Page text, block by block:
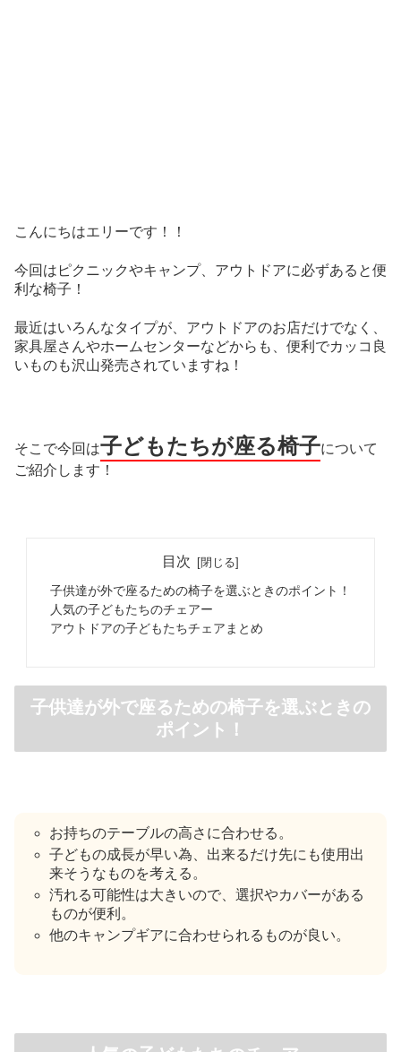
こんにちはエリーです！！
今回はピクニックやキャンプ、アウトドアに必ずあると便
利な椅子！
最近はいろんなタイプが、アウトドアのお店だけでなく、
家具屋さんやホームセンターなどからも、便利でカッコ良
いものも沢山発売されていますね！
そこで今回は子どもたちが座る椅子について
ご紹介します！
目次
子供達が外で座るための椅子を選ぶときのポイント！
人気の子どもたちのチェアー
アウトドアの子どもたちチェアまとめ
子供達が外で座るための椅子を選ぶときの
ポイント！
お持ちのテーブルの高さに合わせる。
子どもの成長が早い為、出来るだけ先にも使用出
来そうなものを考える。
汚れる可能性は大きいので、選択やカバーがある
ものが便利。
他のキャンプギアに合わせられるものが良い。